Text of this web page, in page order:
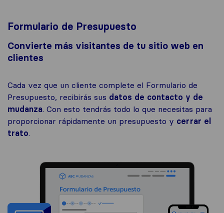
Formulario de Presupuesto
Convierte más visitantes de tu sitio web en
clientes
Cada vez que un cliente complete el Formulario de
Presupuesto, recibirás sus datos de contacto y de
mudanza. Con esto tendrás todo lo que necesitas para
proporcionar rápidamente un presupuesto y cerrar el
trato.